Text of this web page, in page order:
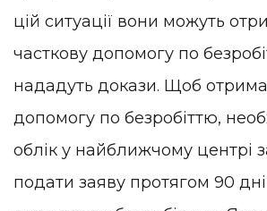
цій ситуації вони можуть
часткову допомогу по
нададуть докази. Щоб
допомогу по безробіттю,
облік у найближчому центрі
подати заяву протягом 90